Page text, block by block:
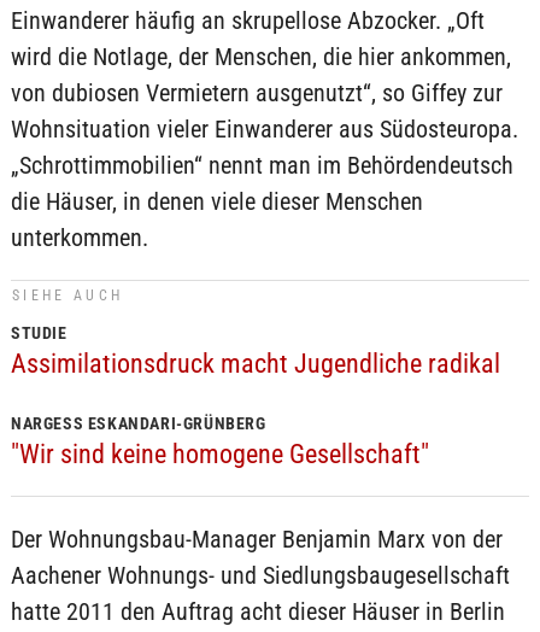
Einwanderer häufig an skrupellose Abzocker. „Oft
wird die Notlage, der Menschen, die hier ankommen,
von dubiosen Vermietern ausgenutzt“, so Giffey zur
Wohnsituation vieler Einwanderer aus Südosteuropa.
„Schrottimmobilien“ nennt man im Behördendeutsch
die Häuser, in denen viele dieser Menschen
unterkommen.
SIEHE AUCH
STUDIE
Assimilationsdruck macht Jugendliche radikal
NARGESS ESKANDARI-GRÜNBERG
"Wir sind keine homogene Gesellschaft"
Der Wohnungsbau-Manager Benjamin Marx von der
Aachener Wohnungs- und Siedlungsbaugesellschaft
hatte 2011 den Auftrag acht dieser Häuser in Berlin